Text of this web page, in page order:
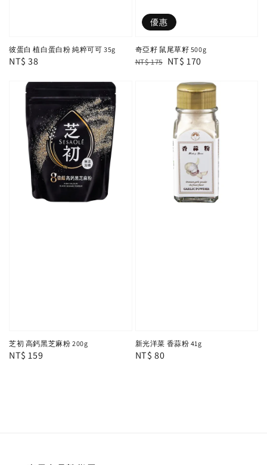
彼蛋白 植白蛋白粉 純粹可可 35g
Regular
NT$ 38
優惠
奇亞籽 鼠尾草籽 500g
Regular
NT$ 175 Sale
NT$ 170
芝初 高鈣黑芝麻粉 200g
Regular
NT$ 159
新光洋菜 香蒜粉 41g
Regular
NT$ 80